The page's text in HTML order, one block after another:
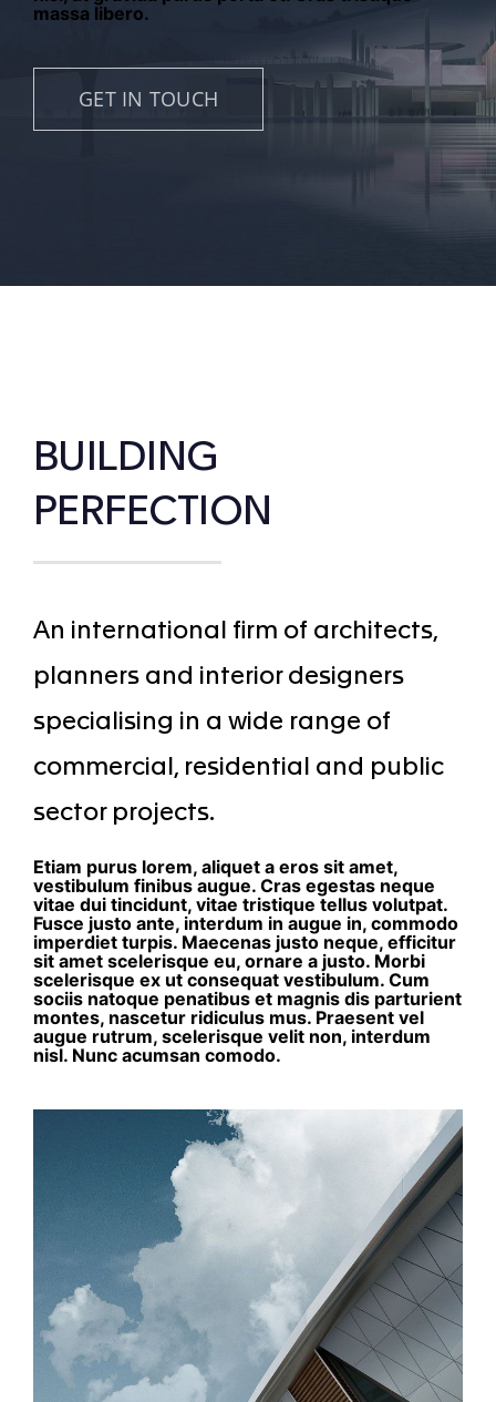
massa libero.
GET IN TOUCH
BUILDING
PERFECTION
An international firm of architects,
planners and interior designers
specialising in a wide range of
commercial, residential and public
sector projects.
Etiam purus lorem, aliquet a eros sit amet,
vestibulum finibus augue. Cras egestas neque
vitae dui tincidunt, vitae tristique tellus volutpat.
Fusce justo ante, interdum in augue in, commodo
imperdiet turpis. Maecenas justo neque, efficitur
sit amet scelerisque eu, ornare a justo. Morbi
scelerisque ex ut consequat vestibulum. Cum
sociis natoque penatibus et magnis dis parturient
montes, nascetur ridiculus mus. Praesent vel
augue rutrum, scelerisque velit non, interdum
nisl. Nunc acumsan comodo.